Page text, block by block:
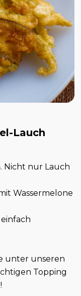
Lauch
Nicht nur Lauch
Wassermelone
unter unseren
Topping